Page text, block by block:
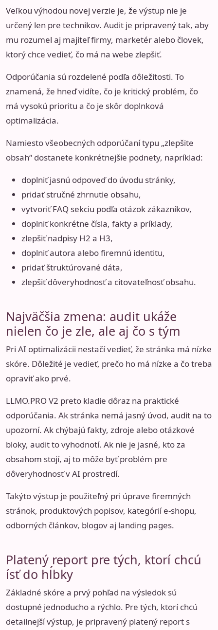
Veľkou výhodou novej verzie je, že výstup nie je
určený len pre technikov. Audit je pripravený tak, aby
mu rozumel aj majiteľ firmy, marketér alebo človek,
ktorý chce vedieť, čo má na webe zlepšiť.
Odporúčania sú rozdelené podľa dôležitosti. To
znamená, že hneď vidíte, čo je kritický problém, čo
má vysokú prioritu a čo je skôr doplnková
optimalizácia.
Namiesto všeobecných odporúčaní typu „zlepšite
obsah“ dostanete konkrétnejšie podnety, napríklad:
doplniť jasnú odpoveď do úvodu stránky,
pridať stručné zhrnutie obsahu,
vytvoriť FAQ sekciu podľa otázok zákazníkov,
doplniť konkrétne čísla, fakty a príklady,
zlepšiť nadpisy H2 a H3,
doplniť autora alebo firemnú identitu,
pridať štruktúrované dáta,
zlepšiť dôveryhodnosť a citovateľnosť obsahu.
Najväčšia zmena: audit ukáže
nielen čo je zle, ale aj čo s tým
Pri AI optimalizácii nestačí vedieť, že stránka má nízke
skóre. Dôležité je vedieť, prečo ho má nízke a čo treba
opraviť ako prvé.
LLMO.PRO V2 preto kladie dôraz na praktické
odporúčania. Ak stránka nemá jasný úvod, audit na to
upozorní. Ak chýbajú fakty, zdroje alebo otázkové
bloky, audit to vyhodnotí. Ak nie je jasné, kto za
obsahom stojí, aj to môže byť problém pre
dôveryhodnosť v AI prostredí.
Takýto výstup je použiteľný pri úprave firemných
stránok, produktových popisov, kategórií e-shopu,
odborných článkov, blogov aj landing pages.
Platený report pre tých, ktorí chcú
ísť do hĺbky
Základné skóre a prvý pohľad na výsledok sú
dostupné jednoducho a rýchlo. Pre tých, ktorí chcú
detailnejší výstup, je pripravený platený report s